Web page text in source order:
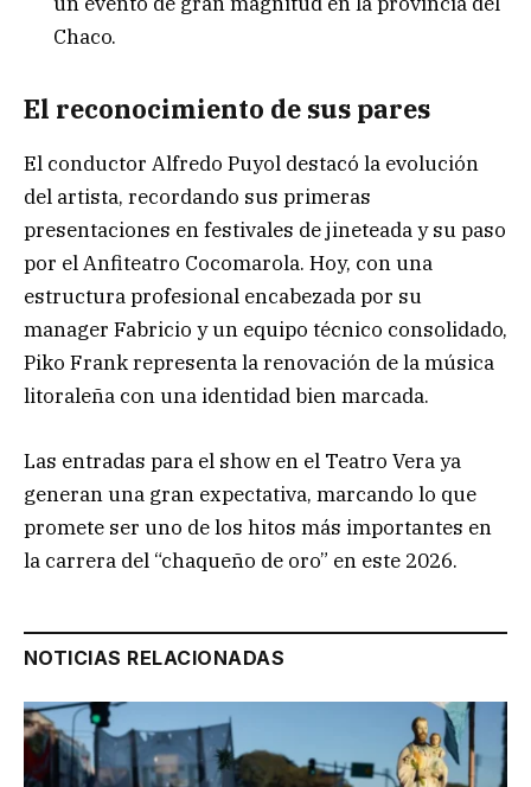
Chaco.
El reconocimiento de sus pares
El conductor Alfredo Puyol destacó la evolución
del artista, recordando sus primeras
presentaciones en festivales de jineteada y su paso
por el Anfiteatro Cocomarola. Hoy, con una
estructura profesional encabezada por su
manager Fabricio y un equipo técnico consolidado,
Piko Frank representa la renovación de la música
litoraleña con una identidad bien marcada.
Las entradas para el show en el Teatro Vera ya
generan una gran expectativa, marcando lo que
promete ser uno de los hitos más importantes en
la carrera del “chaqueño de oro” en este 2026.
NOTICIAS RELACIONADAS